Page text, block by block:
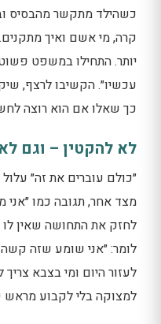
כשהילד מתקשר מהבסיס
קרה, מי אשם ואיך
יותר. התחילו במשפט
עכשיו״. הקשיבו לרצף,
כך שאלו אם הוא רוצה
לא להקטין – וגם
״כולם עוברים את זה״
מצד אחר, תגובה כמו ״אני
לחזק את התחושה שאין
לומר: ״אני שומע שזה
לעזור היום ומי בצבא
למצוקה בלי לקבוע מראש